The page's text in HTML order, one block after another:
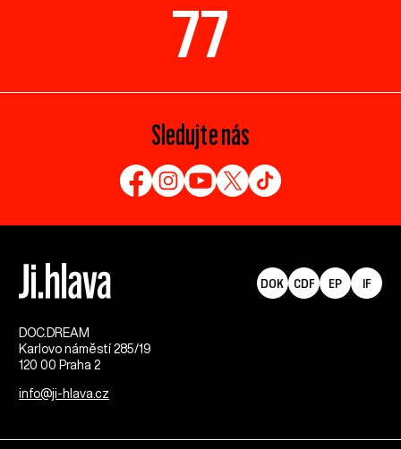
77
Sledujte nás
DOC.DREAM​
Karlovo náměstí 285/19
120 00 Praha 2
info@ji-hlava.cz
DOK CDF EP IF